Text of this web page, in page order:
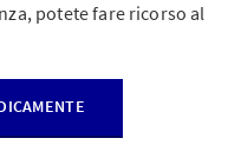
potete fare ricorso al